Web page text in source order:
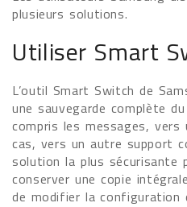
plusieurs solutions.
Utiliser Smart
L’outil Smart Switch de
une sauvegarde complète
compris les messages,
cas, vers un autre support
solution la plus sécurisante
conserver une copie
de modifier la configuration